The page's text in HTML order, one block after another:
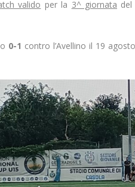
valido per la 3^ giornata
0-1 contro l’Avellino il 19